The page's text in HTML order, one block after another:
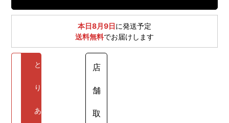
本日8月9日に発送予定
送料無料でお届けします
と
り
あ
店
舗
取